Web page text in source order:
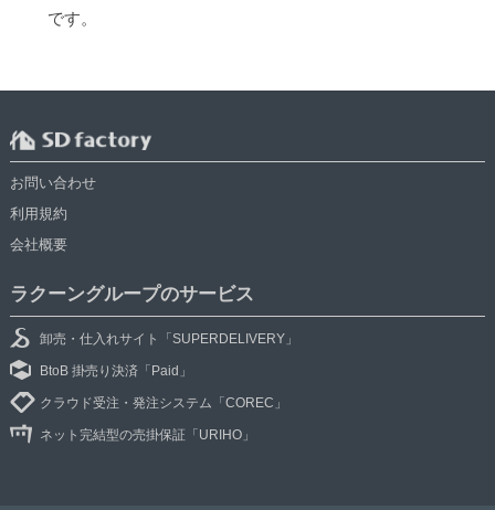
です。
お問い合わせ
利用規約
会社概要
ラクーングループのサービス
卸売・仕入れサイト「SUPERDELIVERY」
BtoB 掛売り決済「Paid」
クラウド受注・発注システム「COREC」
ネット完結型の売掛保証「URIHO」